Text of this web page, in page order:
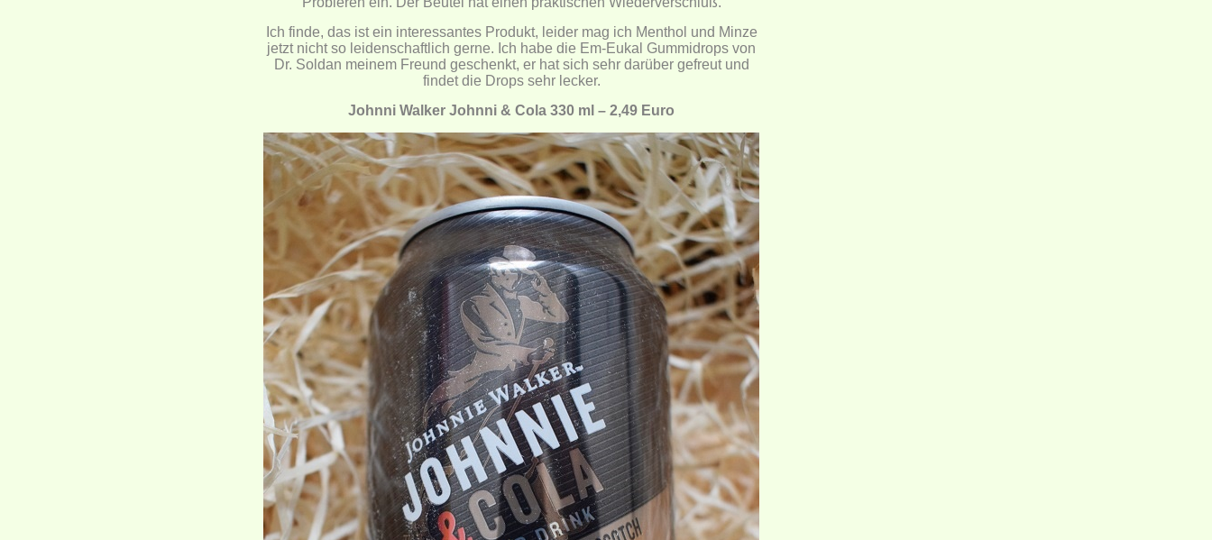
Ich finde, das ist ein interessantes Produkt, leider mag ich Menthol und Minze
jetzt nicht so leidenschaftlich gerne. Ich habe die Em-Eukal Gummidrops von
Dr. Soldan meinem Freund geschenkt, er hat sich sehr darüber gefreut und
findet die Drops sehr lecker.
Johnni Walker Johnni & Cola 330 ml – 2,49 Euro